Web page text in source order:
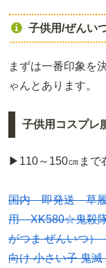
子供用/ぜんい
まずは一番印象を
ゃんとあります。
子供用コスプレ
▶110～150㎝まで
国内 即発送 草
用 XK580☆鬼殺
がつま ぜんい
向け 小さい子